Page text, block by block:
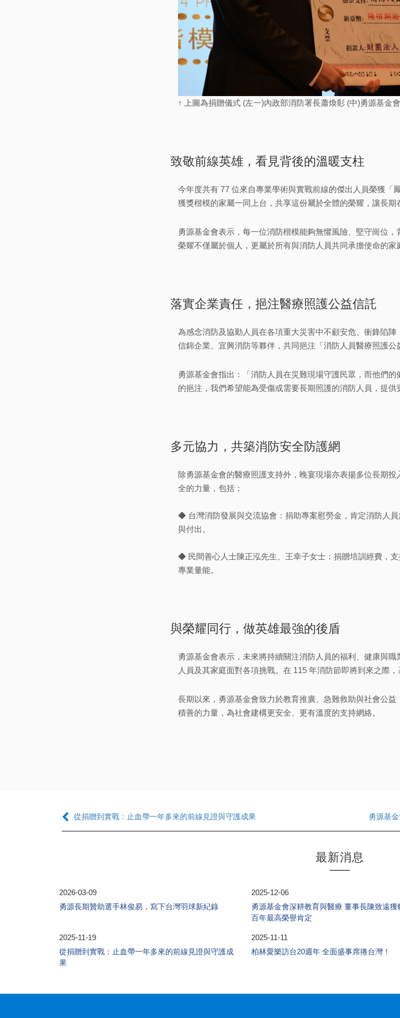
↑ 上圖為捐贈儀式 (左一)內政部消防署長蕭煥彰 (中)勇源基金
致敬前線英雄，看見背後的溫暖支柱
今年度共有 77 位來自專業學術與實戰前線的傑出人員榮獲「
獲獎楷模的家屬一同上台，共享這份屬於全體的榮耀，讓長期
勇源基金會表示，每一位消防楷模能夠無懼風險、堅守崗位
榮耀不僅屬於個人，更屬於所有與消防人員共同承擔使命的家
落實企業責任，挹注醫療照護公益信託
為感念消防及協勤人員在各項重大災害中不顧安危、衝鋒陷
信錦企業、宜興消防等夥伴，共同挹注「消防人員醫療照護公
勇源基金會指出：「消防人員在災難現場守護民眾，而他們
的挹注，我們希望能為受傷或需要長期照護的消防人員，提供
多元協力，共築消防安全防護網
除勇源基金會的醫療照護支持外，晚宴現場亦表揚多位長期
全的力量，包括：
◆ 台灣消防發展與交流協會：捐助專案慰勞金，肯定消防人
與付出。
◆ 民間善心人士陳正泓先生、王幸子女士：捐贈培訓經費，
專業量能。
與榮耀同行，做英雄最強的後盾
勇源基金會表示，未來將持續關注消防人員的福利、健康與
人員及其家庭面對各項挑戰。在 115 年消防節即將到來之際
長期以來，勇源基金會致力於教育推廣、急難救助與社會公
積善的力量，為社會建構更安全、更有溫度的支持網絡。
從捐贈到實戰：止血帶一年多來的前線見證與守護成果 勇源基
最新消息
2026-03-09
勇源長期贊助選手林俊易，寫下台灣羽球新紀錄
2025-12-06
勇源基金會深耕教育與醫療 董事長陳致遠獲
百年最高榮譽肯定
2025-11-19
從捐贈到實戰：止血帶一年多來的前線見證與守護成
果
2025-11-11
柏林愛樂訪台20週年 全面盛事席捲台灣！